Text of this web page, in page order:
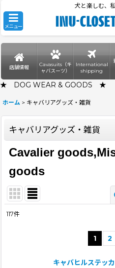
犬と楽しむ、
メニュー
店舗情報
Cavasuits（キ
ャバスーツ）
International
shipping
★ DOG WEAR & GOODS ★
ホーム > キャバリアグッズ・雑貨
キャバリアグッズ・雑貨
Cavalier
goods
117件
1 2
キャバヒルステッ